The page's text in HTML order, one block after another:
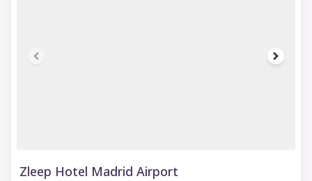
Zleep Hotel Madrid Airport